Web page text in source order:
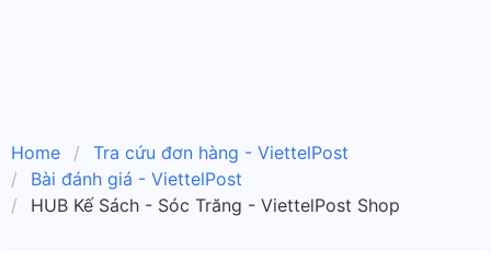
Home
Tra cứu đơn hàng - ViettelPost
Bài đánh giá - ViettelPost
HUB Kế Sách - Sóc Trăng - ViettelPost Shop